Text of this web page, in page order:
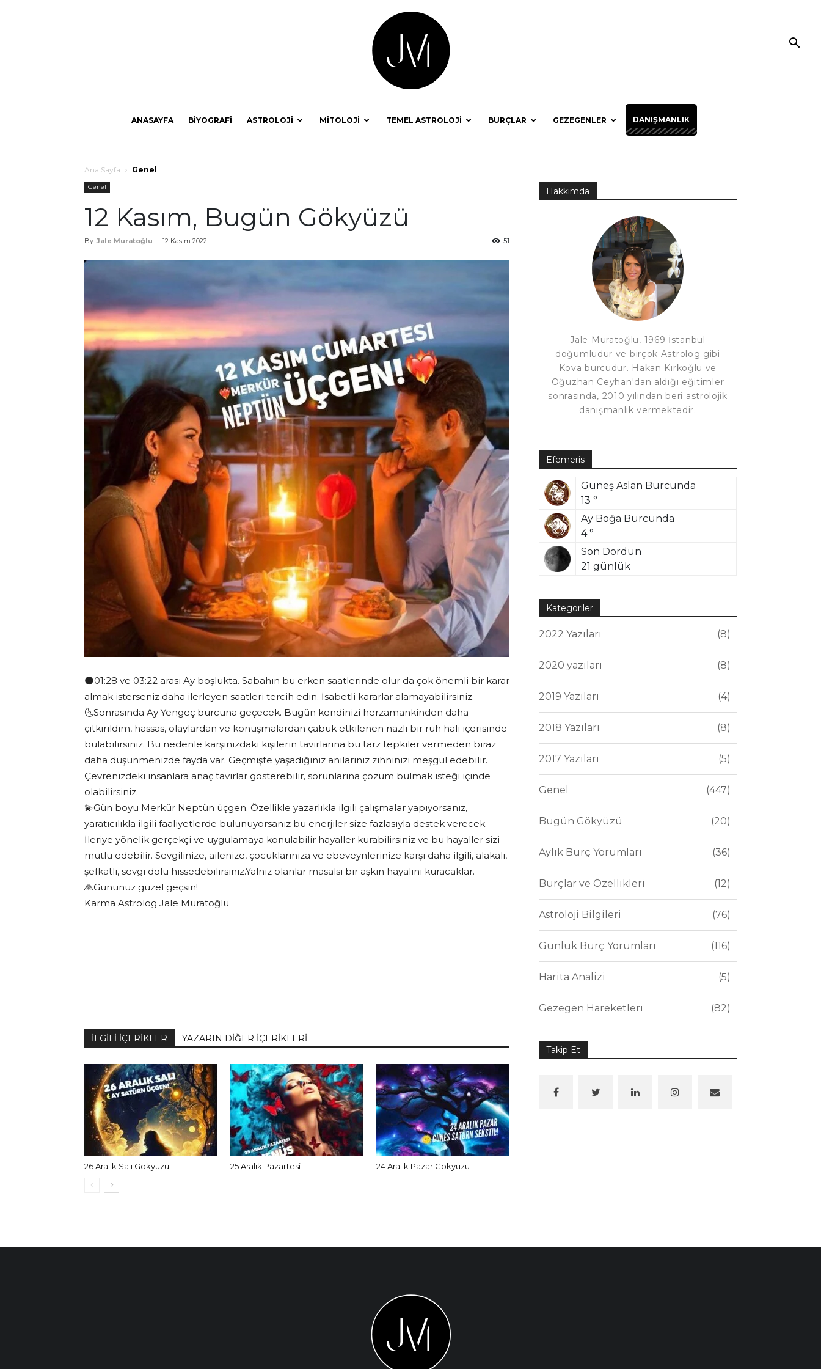
Muratoğlu
ANASAYFA BİYOGRAFİ ASTROLOJİ MİTOLOJİ TEMEL ASTROLOJİ BURÇLAR GEZEGENLER DANIŞMANLIK
Ana Sayfa Genel
Genel
12 Kasım, Bugün Gökyüzü
By Jale Muratoğlu - 12 Kasım 2022 51
🌑01:28 ve 03:22 arası Ay boşlukta. Sabahın bu erken saatlerinde olur da çok önemli bir karar
almak isterseniz daha ilerleyen saatleri tercih edin. İsabetli kararlar alamayabilirsiniz.
🌜Sonrasında Ay Yengeç burcuna geçecek. Bugün kendinizi herzamankinden daha
çıtkırıldım, hassas, olaylardan ve konuşmalardan çabuk etkilenen nazlı bir ruh hali içerisinde
bulabilirsiniz. Bu nedenle karşınızdaki kişilerin tavırlarına bu tarz tepkiler vermeden biraz
daha düşünmenizde fayda var. Geçmişte yaşadığınız anılarınız zihninizi meşgul edebilir.
Çevrenizdeki insanlara anaç tavırlar gösterebilir, sorunlarına çözüm bulmak isteği içinde
olabilirsiniz.
💫Gün boyu Merkür Neptün üçgen. Özellikle yazarlıkla ilgili çalışmalar yapıyorsanız,
yaratıcılıkla ilgili faaliyetlerde bulunuyorsanız bu enerjiler size fazlasıyla destek verecek.
İleriye yönelik gerçekçi ve uygulamaya konulabilir hayaller kurabilirsiniz ve bu hayaller sizi
mutlu edebilir. Sevgilinize, ailenize, çocuklarınıza ve ebeveynlerinize karşı daha ilgili, alakalı,
şefkatli, sevgi dolu hissedebilirsiniz.Yalnız olanlar masalsı bir aşkın hayalini kuracaklar.
🙏Gününüz güzel geçsin!
Karma Astrolog Jale Muratoğlu
İLGİLİ İÇERİKLER YAZARIN DİĞER İÇERİKLERİ
26 Aralık Salı Gökyüzü 25 Aralık Pazartesi 24 Aralık Pazar Gökyüzü
Hakkımda
Jale Muratoğlu, 1969 İstanbul
doğumludur ve birçok Astrolog gibi
Kova burcudur. Hakan Kırkoğlu ve
Oğuzhan Ceyhan'dan aldığı eğitimler
sonrasında, 2010 yılından beri astrolojik
danışmanlık vermektedir.
Efemeris
Güneş Aslan Burcunda
13 °
Ay Boğa Burcunda
4 °
Son Dördün
21 günlük
Kategoriler
2022 Yazıları 8
2020 yazıları 8
2019 Yazıları 4
2018 Yazıları 8
2017 Yazıları 5
Genel 447
Bugün Gökyüzü 20
Aylık Burç Yorumları 36
Burçlar ve Özellikleri 12
Astroloji Bilgileri 76
Günlük Burç Yorumları 116
Harita Analizi 5
Gezegen Hareketleri 82
Takip Et